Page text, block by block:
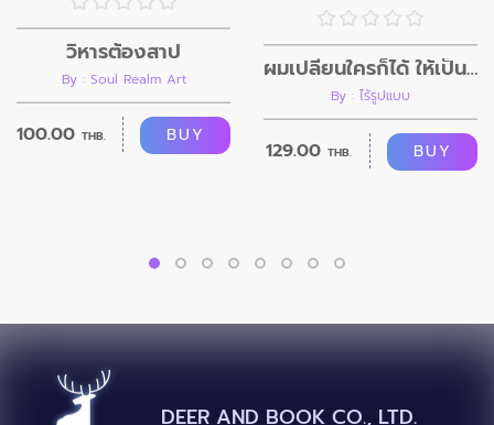
วิหารต้องสาป
By : Soul Realm Art
100.00 THB. BUY
ผมเปลี่ยนใครก็ได้ ให้เป็นอย่างที่ผมต้องการ
By : ไร้รูปแบบ
129.00 THB. BUY
DEER AND BOOK CO., LTD.